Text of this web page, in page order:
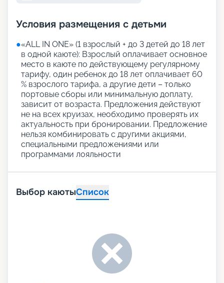
Условия размещения с детьми
●«АLL IN ONE» (1 взрослый + до 3 детей до 18 лет
в одной каюте): Взрослый оплачивает основное
место в каюте по действующему регулярному
тарифу, один ребенок до 18 лет оплачивает 60
% взрослого тарифа, а другие дети – только
портовые сборы или минимальную доплату,
зависит от возраста. Предложения действуют
не на всех круизах, необходимо проверять их
актуальность при бронировании. Предложение
нельзя комбинировать с другими акциями,
специальными предложениями или
программами лояльности
Выбор каютыСписок